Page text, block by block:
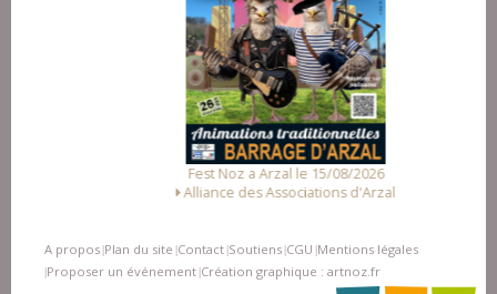
Fest Noz a Arzal le 15/08/2026
Alliance des Associations d'Arzal
A propos Plan du site Contact Soutiens CGU Mentions légales
Proposer un événement Création graphique : artnoz.fr